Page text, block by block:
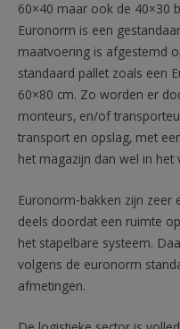
60×40 maar ook de 40×30
Euronorm is een
maatvoering is afgestemd
standaard pallet zoals een
60×80 cm. Zo worden er
monteurs, en/of
transport en opslag, met
het magazijn dan wel in het
Euronorm-bakken zijn
deels doordat een ruimte
het stapelbare systeem.
volgens de euronorm
afmetingen.